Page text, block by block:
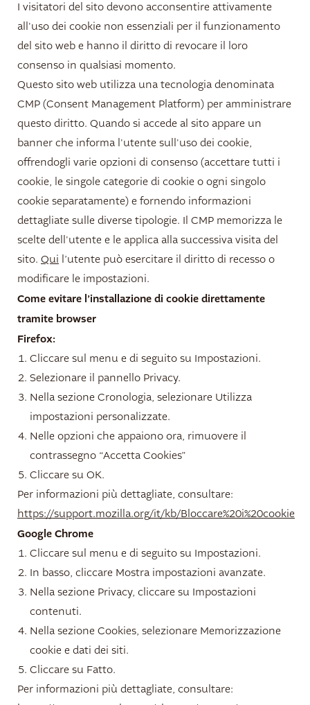
I visitatori del sito devono acconsentire attivamente
all'uso dei cookie non essenziali per il funzionamento
del sito web e hanno il diritto di revocare il loro
consenso in qualsiasi momento.
Questo sito web utilizza una tecnologia denominata
CMP (Consent Management Platform) per amministrare
questo diritto. Quando si accede al sito appare un
banner che informa l'utente sull'uso dei cookie,
offrendogli varie opzioni di consenso (accettare tutti i
cookie, le singole categorie di cookie o ogni singolo
cookie separatamente) e fornendo informazioni
dettagliate sulle diverse tipologie. Il CMP memorizza le
scelte dell'utente e le applica alla successiva visita del
sito. Qui l’utente può esercitare il diritto di recesso o
modificare le impostazioni.
Come evitare l’installazione di cookie direttamente
tramite browser
Firefox:
Cliccare sul menu e di seguito su Impostazioni.
Selezionare il pannello Privacy.
Nella sezione Cronologia, selezionare Utilizza
impostazioni personalizzate.
Nelle opzioni che appaiono ora, rimuovere il
contrassegno “Accetta Cookies”
Cliccare su OK.
Per informazioni più dettagliate, consultare:
https://support.mozilla.org/it/kb/Bloccare%20i%20cookie
Google Chrome
Cliccare sul menu e di seguito su Impostazioni.
In basso, cliccare Mostra impostazioni avanzate.
Nella sezione Privacy, cliccare su Impostazioni
contenuti.
Nella sezione Cookies, selezionare Memorizzazione
cookie e dati dei siti.
Cliccare su Fatto.
Per informazioni più dettagliate, consultare: